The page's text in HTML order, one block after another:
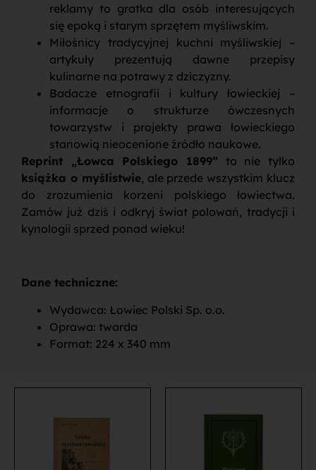
reklamy to gratka dla osób interesujących
się epoką i starym sprzętem myśliwskim.
Miłośnicy tradycyjnej kuchni myśliwskiej –
artykuły prezentują dawne przepisy
kulinarne na potrawy z dziczyzny.
Badacze etnografii i kultury łowieckiej –
informacje o strukturze ówczesnych
towarzystw i projekty prawa łowieckiego
stanowią nieocenione źródło naukowe.
Reprint „Łowca Polskiego 1899” to nie tylko
książka o myślistwie, ale przede wszystkim klucz
do zrozumienia korzeni polskiego łowiectwa.
Zamów już dziś i odkryj świat polowań, tradycji i
kynologii sprzed ponad wieku!
Dane techniczne:
Wydawca: Łowiec Polski Sp. o.o.
Oprawa: twarda
Format: 224 x 340 mm